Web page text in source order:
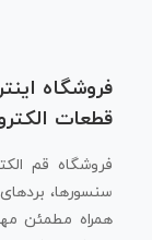
فروشگاه
قطعات
فروشگاه قم
سنسورها،
همراه مطمئن